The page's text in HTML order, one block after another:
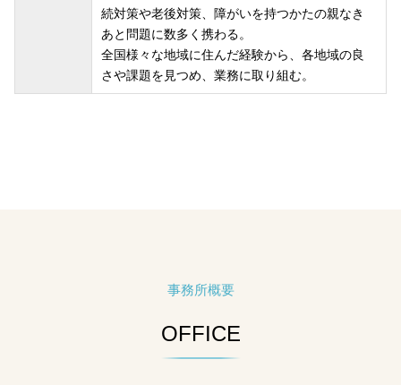
続対策や老後対策、障がいを持つかたの親なき
あと問題に数多く携わる。
全国様々な地域に住んだ経験から、各地域の良
さや課題を見つめ、業務に取り組む。
事務所概要
OFFICE